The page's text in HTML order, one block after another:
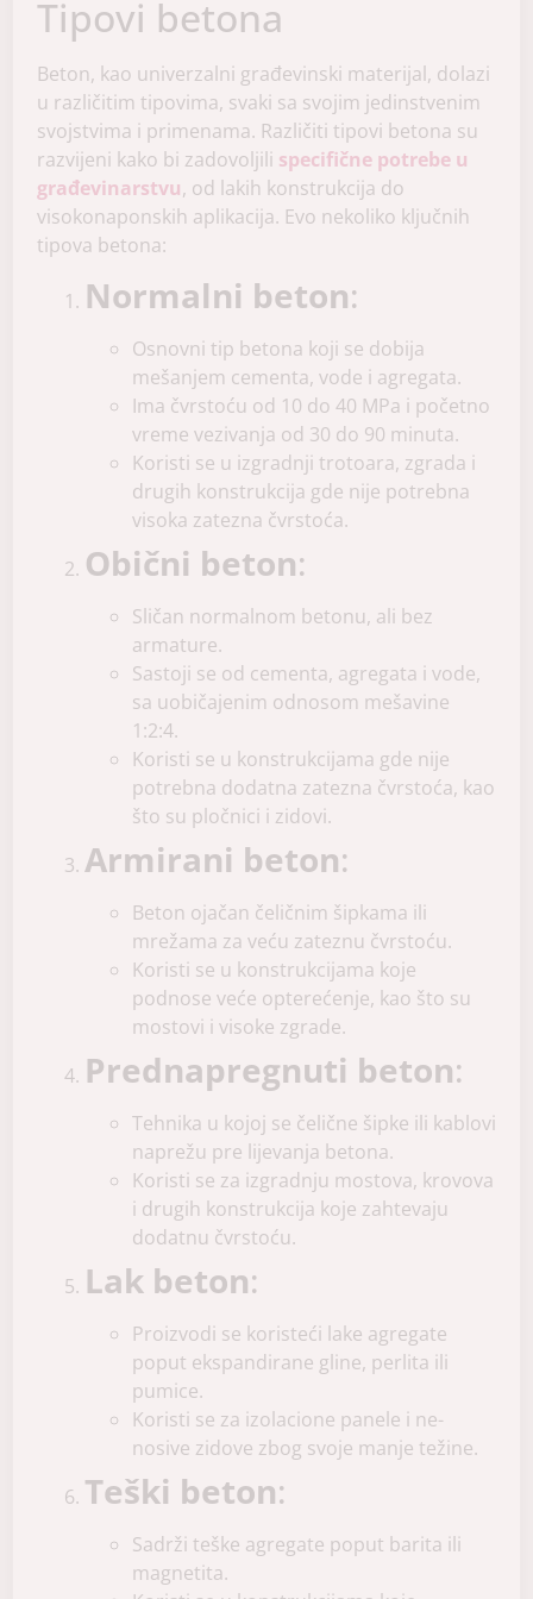
Tipovi betona
Beton, kao univerzalni građevinski materijal, dolazi
u različitim tipovima, svaki sa svojim jedinstvenim
svojstvima i primenama. Različiti tipovi betona su
razvijeni kako bi zadovoljili specifične potrebe u
građevinarstvu, od lakih konstrukcija do
visokonaponskih aplikacija. Evo nekoliko ključnih
tipova betona:
Normalni beton:
Osnovni tip betona koji se dobija
mešanjem cementa, vode i agregata.
Ima čvrstoću od 10 do 40 MPa i početno
vreme vezivanja od 30 do 90 minuta.
Koristi se u izgradnji trotoara, zgrada i
drugih konstrukcija gde nije potrebna
visoka zatezna čvrstoća.
Obični beton:
Sličan normalnom betonu, ali bez
armature.
Sastoji se od cementa, agregata i vode,
sa uobičajenim odnosom mešavine
1:2:4.
Koristi se u konstrukcijama gde nije
potrebna dodatna zatezna čvrstoća, kao
što su pločnici i zidovi.
Armirani beton:
Beton ojačan čeličnim šipkama ili
mrežama za veću zateznu čvrstoću.
Koristi se u konstrukcijama koje
podnose veće opterećenje, kao što su
mostovi i visoke zgrade.
Prednapregnuti beton:
Tehnika u kojoj se čelične šipke ili kablovi
naprežu pre lijevanja betona.
Koristi se za izgradnju mostova, krovova
i drugih konstrukcija koje zahtevaju
dodatnu čvrstoću.
Lak beton:
Proizvodi se koristeći lake agregate
poput ekspandirane gline, perlita ili
pumice.
Koristi se za izolacione panele i ne-
nosive zidove zbog svoje manje težine.
Teški beton:
Sadrži teške agregate poput barita ili
magnetita.